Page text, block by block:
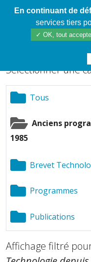
Cahier de textes
Chargement
Sélectionner une
Tous
Anciens
1985
Brevet
Programmes
Publications
Affichage filtré
En continuant de
services tiers
✓ OK, tout